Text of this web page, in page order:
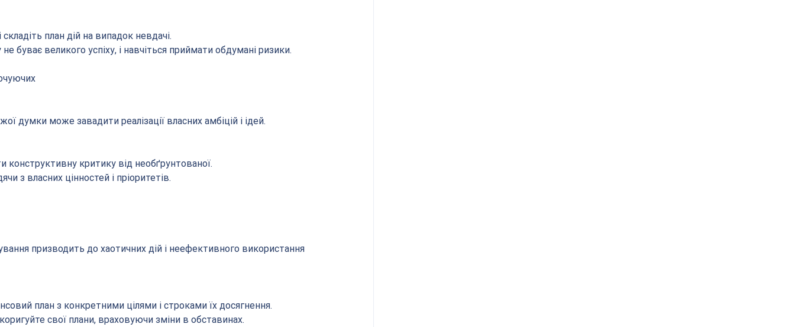
план дій на випадок невдачі.
буває великого успіху, і навчіться приймати обдумані ризики.
думки може завадити реалізації власних амбіцій і ідей.
конструктивну критику від необґрунтованої.
з власних цінностей і пріоритетів.
призводить до хаотичних дій і неефективного використання
план з конкретними цілями і строками їх досягнення.
свої плани, враховуючи зміни в обставинах.